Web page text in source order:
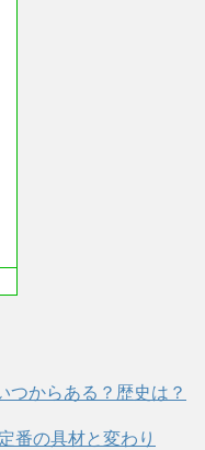
つからある？歴史は？
番の具材と変わり